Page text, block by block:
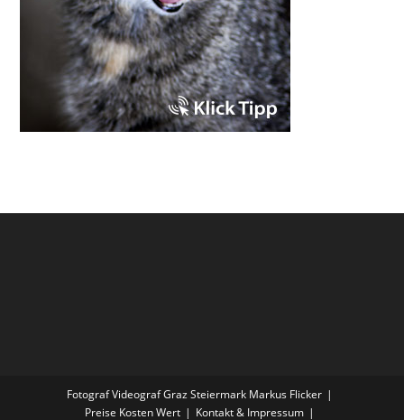
Fotograf Videograf Graz Steiermark Markus Flicker
Preise Kosten Wert
Kontakt & Impressum